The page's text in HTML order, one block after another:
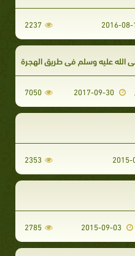
2237
عليه وسلم في طريق الهجرة
2017-09-30
7050
2353
2785